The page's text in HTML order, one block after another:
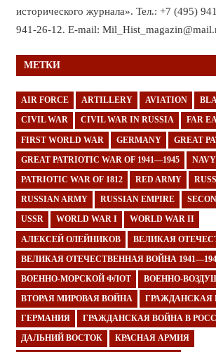
исторического журнала». Тел.: +7 (495)
941-26-12. E-mail:
МЕТКИ
AIR FORCE ARTILLERY AVIATION
CIVIL WAR CIVIL WAR IN RUSSIA FAR
FIRST WORLD WAR GERMANY GREAT
GREAT PATRIOTIC WAR OF 1941—1945 NAVY
PATRIOTIC WAR OF 1812 RED ARMY
RUSSIAN ARMY RUSSIAN EMPIRE
USSR WORLD WAR I WORLD WAR II
АЛЕКСЕЙ ОЛЕЙНИКОВ ВЕЛИКАЯ
ВЕЛИКАЯ ОТЕЧЕСТВЕННАЯ ВОЙНА
ВОЕННО-МОРСКОЙ ФЛОТ ВОЕННО-
ВТОРАЯ МИРОВАЯ ВОЙНА ГРАЖДАНСКАЯ
ГЕРМАНИЯ ГРАЖДАНСКАЯ ВОЙНА В
ДАЛЬНИЙ ВОСТОК КРАСНАЯ АРМИЯ